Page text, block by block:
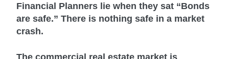
Financial Planners lie when they sat “Bonds
are safe.” There is nothing safe in a market
crash.
The commercial real estate market is